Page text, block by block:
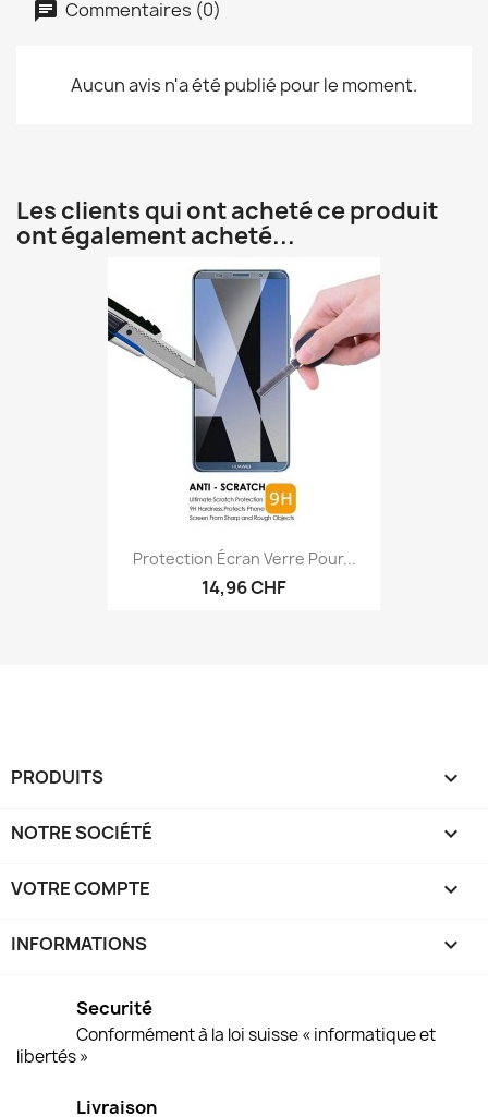
Commentaires (0)
Aucun avis n'a été publié pour le moment.
Les clients qui ont acheté ce produit
ont également acheté...
Protection Écran Verre Pour...
14,96 CHF
PRODUITS 
NOTRE SOCIÉTÉ 
VOTRE COMPTE 
INFORMATIONS keyboard_arrow_down
Securité
Conformément à la loi suisse « informatique et
libertés »
Livraison